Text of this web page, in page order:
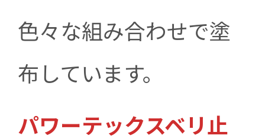
色々な組み合わせで塗
布しています。
パワーテックスベリ止